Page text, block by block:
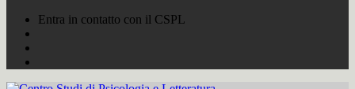
Entra in contatto con il CSPL